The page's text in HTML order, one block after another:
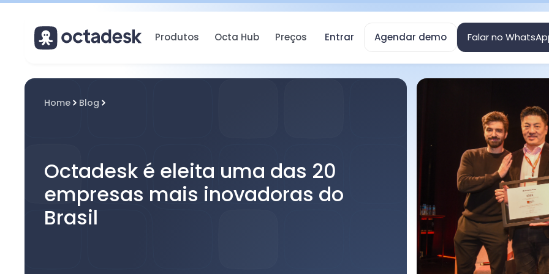
Entrar Agendar demo Falar no
Produtos Octa Hub Preços
Home Blog
Octadesk é eleita uma das 20
empresas mais inovadoras do
Brasil